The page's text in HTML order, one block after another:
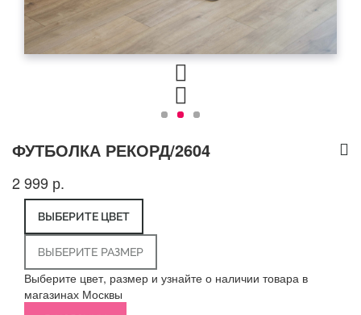
ФУТБОЛКА РЕКОРД/2604
2 999 р.
ВЫБЕРИТЕ ЦВЕТ
ВЫБЕРИТЕ РАЗМЕР
Выберите цвет, размер и узнайте о наличии товара в
магазинах Москвы